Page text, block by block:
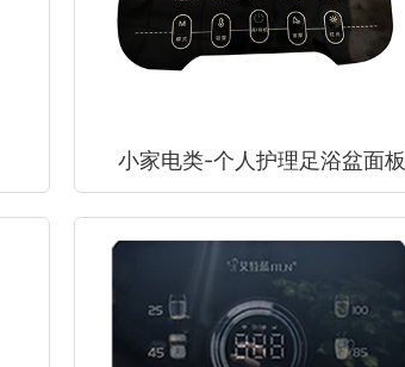
小家电类-个人护理足浴盆面板